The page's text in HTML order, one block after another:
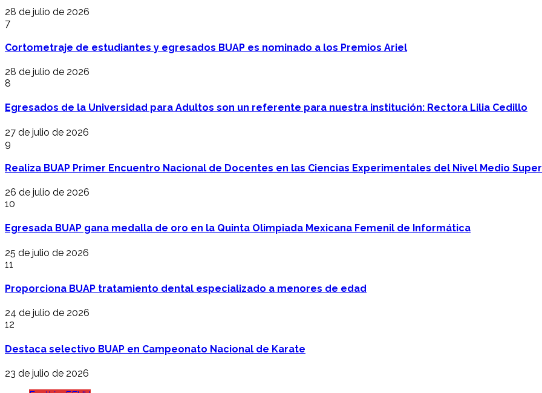
28 de julio de 2026
7
Cortometraje de estudiantes y egresados BUAP es nominado a los Premios Ariel
28 de julio de 2026
8
Egresados de la Universidad para Adultos son un referente para nuestra institución: Rectora Lilia Cedillo
27 de julio de 2026
9
Realiza BUAP Primer Encuentro Nacional de Docentes en las Ciencias Experimentales del Nivel Medio
26 de julio de 2026
10
Egresada BUAP gana medalla de oro en la Quinta Olimpiada Mexicana Femenil de Informática
25 de julio de 2026
11
Proporciona BUAP tratamiento dental especializado a menores de edad
24 de julio de 2026
12
Destaca selectivo BUAP en Campeonato Nacional de Karate
23 de julio de 2026